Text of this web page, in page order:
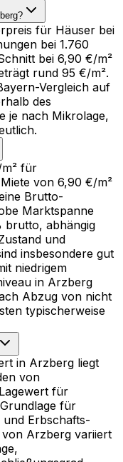
für Häuser bei
bei 1.760
bei 6,90 €/m²
rund 95 €/m².
Vergleich auf
des
je nach Mikrolage,
für
von 6,90 €/m²
Brutto-
Marktspanne
brutto, abhängig
und
insbesondere gut
niedrigem
in Arzberg
Abzug von nicht
typischerweise
in Arzberg liegt
von
für
für
Erbschafts-
Arzberg variiert